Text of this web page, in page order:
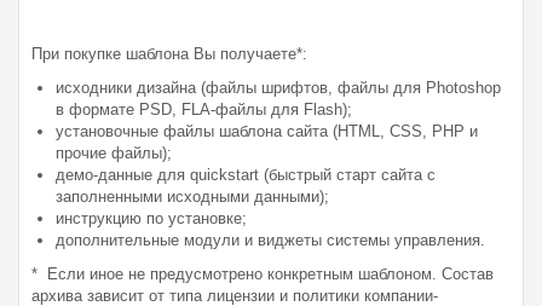
При покупке шаблона Вы получаете*:
исходники дизайна (файлы шрифтов, файлы для Photoshop
в формате PSD, FLA-файлы для Flash);
установочные файлы шаблона сайта (HTML, CSS, PHP и
прочие файлы);
демо-данные для quickstart (быстрый старт сайта с
заполненными исходными данными);
инструкцию по установке;
дополнительные модули и виджеты системы управления.
* Если иное не предусмотрено конкретным шаблоном. Состав
архива зависит от типа лицензии и политики компании-